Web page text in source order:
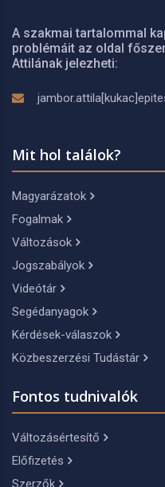
A szakmai tartalommal
problémáit az oldal
Attilának jelezheti:
Mit hol találok?
Magyarázatok
Fogalmak
Változások
Jogszabályok
Videótár
Segédanyagok
Kérdések-válaszok
Közbeszerzési Tudástár
Fontos tudnivalók
Változásértesítő
Előfizetés
Szerzők